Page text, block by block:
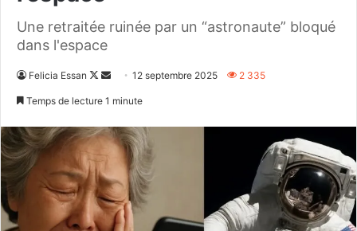
Une retraitée ruinée par un “astronaute” bloqué
dans l'espace
Felicia Essan
Follow
Envoyer12 septembre 2025 2 335
Temps de lecture 1 minute